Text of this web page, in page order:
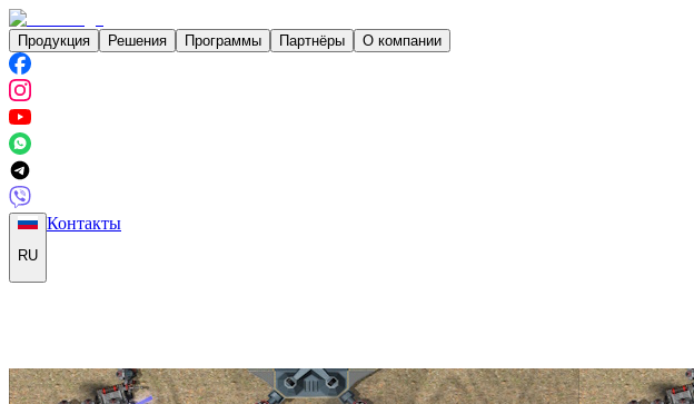
Продукция Решения Программы Партнёры О компании
RU
Контакты